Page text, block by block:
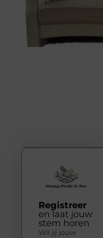
Registreer
en laat jouw
stem horen
Wil jij jouw